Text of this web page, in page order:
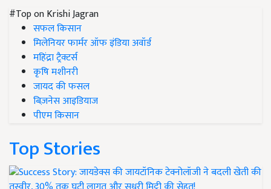
#Top on Krishi Jagran
सफल किसान
मिलेनियर फार्मर ऑफ इंडिया अवॉर्ड
महिंद्रा ट्रैक्टर्स
कृषि मशीनरी
जायद की फसल
बिज़नेस आइडियाज
पीएम किसान
Top Stories